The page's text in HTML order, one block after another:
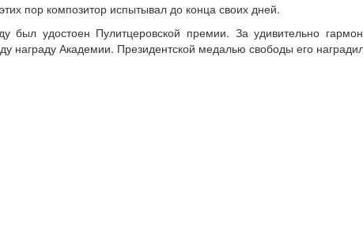
пор композитор испытывал до конца своих дней.
был удостоен Пулитцеровской премии. За удивительно
награду Академии. Президентской медалью свободы его